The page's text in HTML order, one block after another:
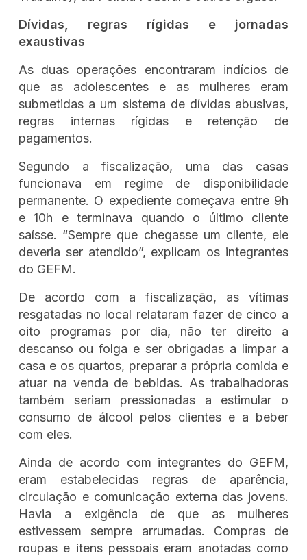
Dívidas, regras rígidas e jornadas
exaustivas
As duas operações encontraram indícios de
que as adolescentes e as mulheres eram
submetidas a um sistema de dívidas abusivas,
regras internas rígidas e retenção de
pagamentos.
Segundo a fiscalização, uma das casas
funcionava em regime de disponibilidade
permanente. O expediente começava entre 9h
e 10h e terminava quando o último cliente
saísse. “Sempre que chegasse um cliente, ele
deveria ser atendido”, explicam os integrantes
do GEFM.
De acordo com a fiscalização, as vítimas
resgatadas no local relataram fazer de cinco a
oito programas por dia, não ter direito a
descanso ou folga e ser obrigadas a limpar a
casa e os quartos, preparar a própria comida e
atuar na venda de bebidas. As trabalhadoras
também seriam pressionadas a estimular o
consumo de álcool pelos clientes e a beber
com eles.
Ainda de acordo com integrantes do GEFM,
eram estabelecidas regras de aparência,
circulação e comunicação externa das jovens.
Havia a exigência de que as mulheres
estivessem sempre arrumadas. Compras de
roupas e itens pessoais eram anotadas como